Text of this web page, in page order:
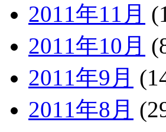
2011年11月
2011年10月
2011年9月
2011年8月